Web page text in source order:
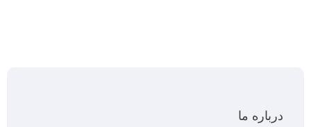
درباره ما